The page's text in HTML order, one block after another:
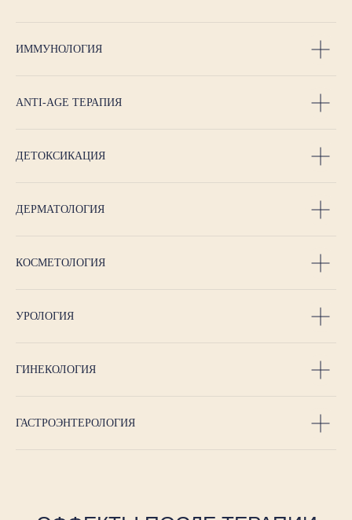
ИММУНОЛОГИЯ
ANTI-AGE ТЕРАПИЯ
ДЕТОКСИКАЦИЯ
ДЕРМАТОЛОГИЯ
КОСМЕТОЛОГИЯ
УРОЛОГИЯ
ГИНЕКОЛОГИЯ
ГАСТРОЭНТЕРОЛОГИЯ